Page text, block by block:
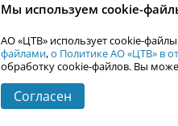
Мы используем cookie-
АО «ЦТВ» использует cookie-
файлами,о Политике АО «ЦТВ» в
обработку cookie-файлов. Вы
Согласен